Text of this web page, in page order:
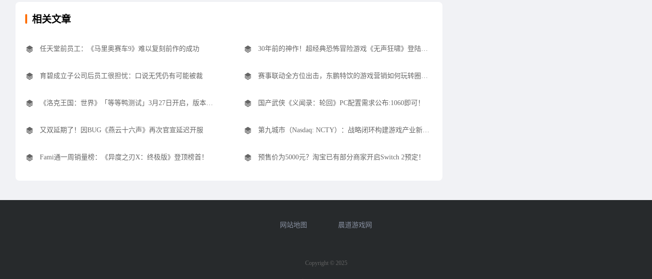
相关文章
任天堂前员工：《马里奥赛车9》难以复刻前作的成功 30年前的神作！超经典恐怖冒险游戏《无声狂啸》登陆主机平台
育碧成立子公司后员工很担忧：口说无凭仍有可能被裁 赛事联动全方位出击，东鹏特饮的游戏营销如何玩转圈层经济？
《洛克王国：世界》「等等鸭测试」3月27日开启，版本内容抢先看！ 国产武侠《义闻录：轮回》PC配置需求公布:1060即可！
又双延期了！因BUG《燕云十六声》再次官宣延迟开服 第九城市（Nasdaq: NCTY）：战略闭环构建游戏产业新生态，基本面夯实驱动价值重估
Fami通一周销量榜：《异度之刃X：终极版》登顶榜首！ 预售价为5000元？淘宝已有部分商家开启Switch 2预定！
网站地图 晨道游戏网
Copyright © 2025